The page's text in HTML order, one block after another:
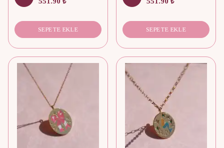
SEPETE EKLE SEPETE EKLE